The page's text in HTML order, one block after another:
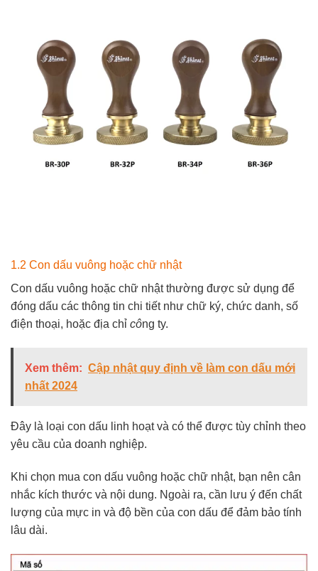
1.2 Con dấu vuông hoặc chữ nhật
Con dấu vuông hoặc chữ nhật thường được sử dụng để
đóng dấu các thông tin chi tiết như chữ ký, chức danh, số
điện thoại, hoặc địa chỉ công ty.
Xem thêm: Cập nhật quy định về làm con dấu mới
nhất 2024
Đây là loại con dấu linh hoạt và có thể được tùy chỉnh theo
yêu cầu của doanh nghiệp.
Khi chọn mua con dấu vuông hoặc chữ nhật, bạn nên cân
nhắc kích thước và nội dung. Ngoài ra, cần lưu ý đến chất
lượng của mực in và độ bền của con dấu để đảm bảo tính
lâu dài.